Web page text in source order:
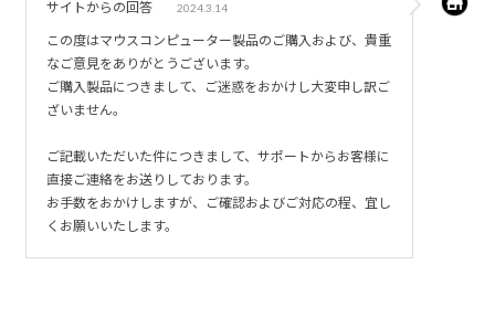
サイトからの回答 2024.3.14
この度はマウスコンピューター製品のご購入および、貴重
なご意見をありがとうございます。
ご購入製品につきまして、ご迷惑をおかけし大変申し訳ご
ざいません。
ご記載いただいた件につきまして、サポートからお客様に
直接ご連絡をお送りしております。
お手数をおかけしますが、ご確認およびご対応の程、宜し
くお願いいたします。